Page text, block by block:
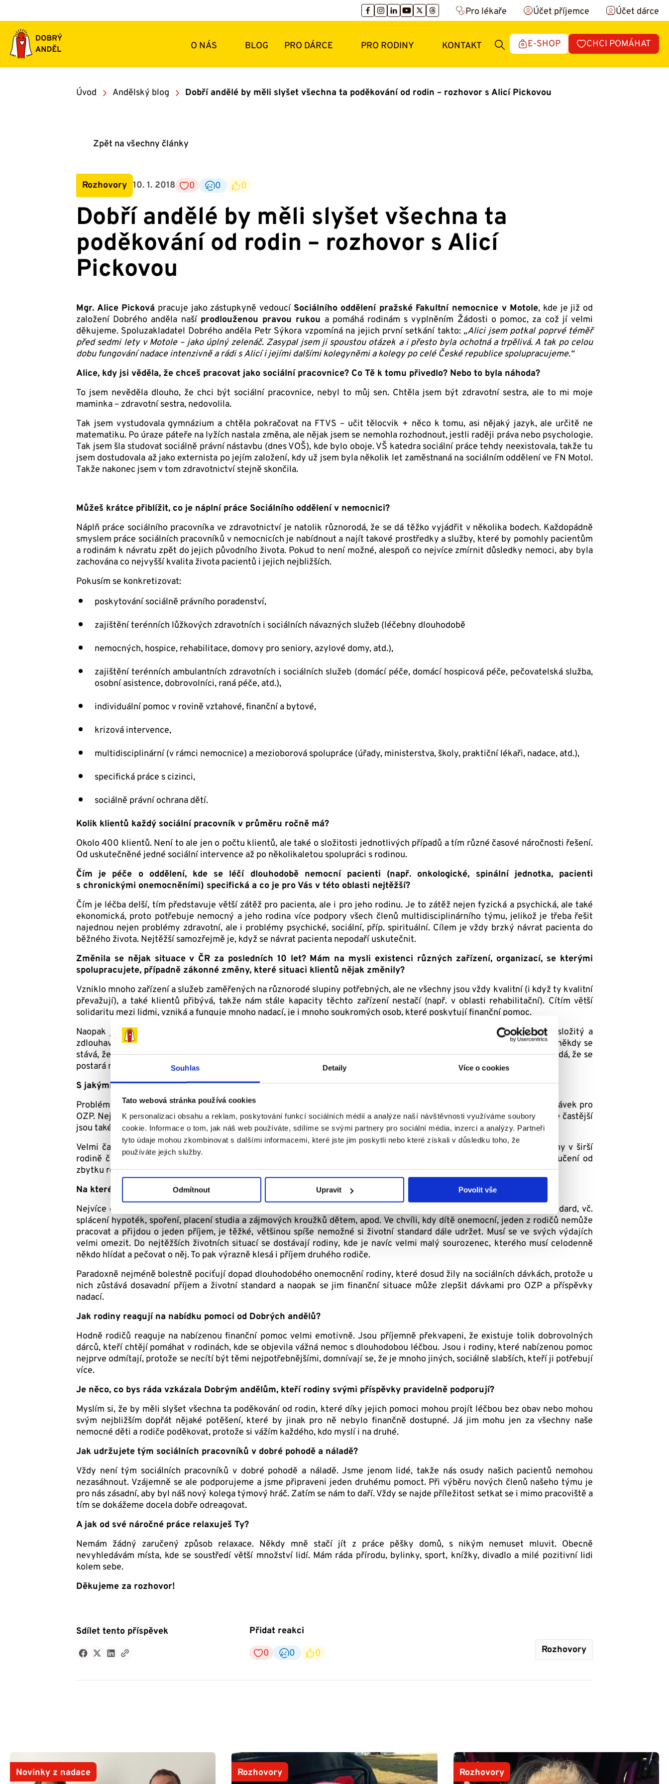
Souhlas Detaily Více o cookies
Tato webová stránka používá cookies
K personalizaci obsahu a reklam, poskytování funkcí sociálních médií a analýze naší návštěvnosti využíváme soubory
cookie. Informace o tom, jak náš web používáte, sdílíme se svými partnery pro sociální média, inzerci a analýzy. Partneři
tyto údaje mohou zkombinovat s dalšími informacemi, které jste jim poskytli nebo které získali v důsledku toho, že
používáte jejich služby.
Odmítnout Upravit Povolit vše
obsah
Pro lékaře Účet příjemce Účet dárce
O NÁS BLOG PRO DÁRCE PRO RODINY KONTAKT E-SHOP CHCI POMÁHAT
Úvod Andělský blog Dobří andělé by měli slyšet všechna ta poděkování od rodin – rozhovor s Alicí Pickovou
Zpět na všechny články
Rozhovory 10. 1. 2018 0 0 0
Dobří andělé by měli slyšet všechna ta
poděkování od rodin – rozhovor s Alicí
Pickovou
Mgr. Alice Picková pracuje jako zástupkyně vedoucí Sociálního oddělení pražské Fakultní nemocnice v Motole, kde je již od
založení Dobrého anděla naší prodlouženou pravou rukou a pomáhá rodinám s vyplněním Žádosti o pomoc, za což jí velmi
děkujeme. Spoluzakladatel Dobrého anděla Petr Sýkora vzpomíná na jejich první setkání takto: „Alici jsem potkal poprvé téměř
před sedmi lety v Motole – jako úplný zelenáč. Zasypal jsem ji spoustou otázek a i přesto byla ochotná a trpělivá. A tak po celou
dobu fungování nadace intenzivně a rádi s Alicí i jejími dalšími kolegyněmi a kolegy po celé České republice spolupracujeme.“
Alice, kdy jsi věděla, že chceš pracovat jako sociální pracovnice? Co Tě k tomu přivedlo? Nebo to byla náhoda?
To jsem nevěděla dlouho, že chci být sociální pracovnice, nebyl to můj sen. Chtěla jsem být zdravotní sestra, ale to mi moje
maminka – zdravotní sestra, nedovolila.
Tak jsem vystudovala gymnázium a chtěla pokračovat na FTVS – učit tělocvik + něco k tomu, asi nějaký jazyk, ale určitě ne
matematiku. Po úraze páteře na lyžích nastala změna, ale nějak jsem se nemohla rozhodnout, jestli raději práva nebo psychologie.
Tak jsem šla studovat sociálně právní nástavbu (dnes VOŠ), kde bylo oboje. VŠ katedra sociální práce tehdy neexistovala, takže tu
jsem dostudovala až jako externista po jejím založení, kdy už jsem byla několik let zaměstnaná na sociálním oddělení ve FN Motol.
Takže nakonec jsem v tom zdravotnictví stejně skončila.
Můžeš krátce přiblížit, co je náplní práce Sociálního oddělení v nemocnici?
Náplň práce sociálního pracovníka ve zdravotnictví je natolik různorodá, že se dá těžko vyjádřit v několika bodech. Každopádně
smyslem práce sociálních pracovníků v nemocnicích je nabídnout a najít takové prostředky a služby, které by pomohly pacientům
a rodinám k návratu zpět do jejich původního života. Pokud to není možné, alespoň co nejvíce zmírnit důsledky nemoci, aby byla
zachována co nejvyšší kvalita života pacientů i jejich nejbližších.
Pokusím se konkretizovat:
poskytování sociálně právního poradenství,
zajištění terénních lůžkových zdravotních i sociálních návazných služeb (léčebny dlouhodobě
nemocných, hospice, rehabilitace, domovy pro seniory, azylové domy, atd.),
zajištění terénních ambulantních zdravotních i sociálních služeb (domácí péče, domácí hospicová péče, pečovatelská služba,
osobní asistence, dobrovolníci, raná péče, atd.),
individuální pomoc v rovině vztahové, finanční a bytové,
krizová intervence,
multidisciplinární (v rámci nemocnice) a mezioborová spolupráce (úřady, ministerstva, školy, praktiční lékaři, nadace, atd.),
specifická práce s cizinci,
sociálně právní ochrana dětí.
Kolik klientů každý sociální pracovník v průměru ročně má?
Okolo 400 klientů. Není to ale jen o počtu klientů, ale také o složitosti jednotlivých případů a tím různé časové náročnosti řešení.
Od uskutečněné jedné sociální intervence až po několikaletou spolupráci s rodinou.
Čím je péče o oddělení, kde se léčí dlouhodobě nemocní pacienti (např. onkologické, spinální jednotka, pacienti
s chronickými onemocněními) specifická a co je pro Vás v této oblasti nejtěžší?
Čím je léčba delší, tím představuje větší zátěž pro pacienta, ale i pro jeho rodinu. Je to zátěž nejen fyzická a psychická, ale také
ekonomická, proto potřebuje nemocný a jeho rodina více podpory všech členů multidisciplinárního týmu, jelikož je třeba řešit
najednou nejen problémy zdravotní, ale i problémy psychické, sociální, příp. spirituální. Cílem je vždy brzký návrat pacienta do
běžného života. Nejtěžší samozřejmě je, když se návrat pacienta nepodaří uskutečnit.
Změnila se nějak situace v ČR za posledních 10 let? Mám na mysli existenci různých zařízení, organizací, se kterými
spolupracujete, případně zákonné změny, které situaci klientů nějak změnily?
Vzniklo mnoho zařízení a služeb zaměřených na různorodé slupiny potřebných, ale ne všechny jsou vždy kvalitní (i když ty kvalitní
převažují), a také klientů přibývá, takže nám stále kapacity těchto zařízení nestačí (např. v oblasti rehabilitační). Cítím větší
solidaritu mezi lidmi, vzniká a funguje mnoho nadací, je i mnoho soukromých osob, které poskytují finanční pomoc.
Naopak je čím dál víc komplikovanější systém sociálních dávek pro osoby se zdravotním postižením – neefektivní, složitý a
zdlouhavý. Lidé čekají na dávku nepřiměřeně dlouho, když se dočkají, tak výsledná dávka neodpovídá stupni postižení a někdy se
stává, že se jí pacient ani nedožije. Dříve se předpokládalo, že se o zdravotně postižené postará stát, nyní stát předpokládá, že se
postará neziskový sektor, a praxe to potvrzuje.
S jakými problémy se rodiny v Tvé péči nejvíce potýkají?
Problémy jsou hodně různorodé. Snad nejčastější, které pomáhám rodinám řešit, jsou problémy s přiznáním sociálních dávek pro
OZP. Nejvíce délka čekání na dávku a přiznání nepřiměřeně nízké výše dávky vzhledem k rozsahu péče o pacienta. Stále častější
jsou také dluhové problémy rodin.
Velmi často řešíme vztahové problémy, protože dlouhá nemoc v rodině je zkouškou pro partnerské vztahy, ale i vztahy v širší
rodině či komunitě. Při dlouhodobých hospitalizacích je problémem pro pacienta nebo jeho rodiče dlouhodobé odloučení od
zbytku rodiny.
Na které rodiny, dle Tvých zkušeností, typicky dopadá dlouhodobé onemocnění dítěte nebo rodiče nejvíce?
Nejvíce dopadá na střední vrstvu, kdy jsou do vzniku nemoci oba rodiče zaměstnaní, mají vybudovaný jistý životní standard, vč.
splácení hypoték, spoření, placení studia a zájmových kroužků dětem, apod. Ve chvíli, kdy dítě onemocní, jeden z rodičů nemůže
pracovat a přijdou o jeden příjem, je těžké, většinou spíše nemožné si životní standard dále udržet. Musí se ve svých výdajích
velmi omezit. Do nejtěžších životních situací se dostávají rodiny, kde je navíc velmi malý sourozenec, kterého musí celodenně
někdo hlídat a pečovat o něj. To pak výrazně klesá i příjem druhého rodiče.
Paradoxně nejméně bolestně pociťují dopad dlouhodobého onemocnění rodiny, které dosud žily na sociálních dávkách, protože u
nich zůstává dosavadní příjem a životní standard a naopak se jim finanční situace může zlepšit dávkami pro OZP a příspěvky
nadací.
Jak rodiny reagují na nabídku pomoci od Dobrých andělů?
Hodně rodičů reaguje na nabízenou finanční pomoc velmi emotivně. Jsou příjemně překvapeni, že existuje tolik dobrovolných
dárců, kteří chtějí pomáhat v rodinách, kde se objevila vážná nemoc s dlouhodobou léčbou. Jsou i rodiny, které nabízenou pomoc
nejprve odmítají, protože se necítí být těmi nejpotřebnějšími, domnívají se, že je mnoho jiných, sociálně slabších, kteří ji potřebují
více.
Je něco, co bys ráda vzkázala Dobrým andělům, kteří rodiny svými příspěvky pravidelně podporují?
Myslím si, že by měli slyšet všechna ta poděkování od rodin, které díky jejich pomoci mohou projít léčbou bez obav nebo mohou
svým nejbližším dopřát nějaké potěšení, které by jinak pro ně nebylo finančně dostupné. Já jim mohu jen za všechny naše
nemocné děti a rodiče poděkovat, protože si vážím každého, kdo myslí i na druhé.
Jak udržujete tým sociálních pracovníků v dobré pohodě a náladě?
Vždy není tým sociálních pracovníků v dobré pohodě a náladě. Jsme jenom lidé, takže nás osudy našich pacientů nemohou
nezasáhnout. Vzájemně se ale podporujeme a jsme připraveni jeden druhému pomoct. Při výběru nových členů našeho týmu je
pro nás zásadní, aby byl náš nový kolega týmový hráč. Zatím se nám to daří. Vždy se najde příležitost setkat se i mimo pracoviště a
tím se dokážeme docela dobře odreagovat.
A jak od své náročné práce relaxuješ Ty?
Nemám žádný zaručený způsob relaxace. Někdy mně stačí jít z práce pěšky domů, s nikým nemuset mluvit. Obecně
nevyhledávám místa, kde se soustředí větší množství lidí. Mám ráda přírodu, bylinky, sport, knížky, divadlo a milé pozitivní lidi
kolem sebe.
Děkujeme za rozhovor!
Sdílet tento příspěvek
Přidat reakci
0
0 0 Rozhovory
Novinky z nadace Rozhovory Rozhovory